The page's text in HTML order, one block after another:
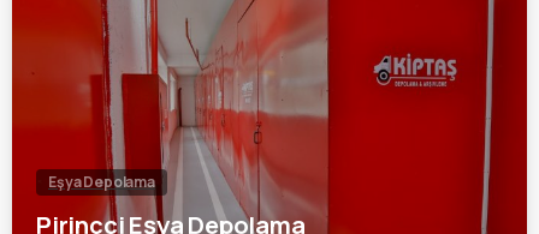
Eşya Depolama
Pirinççi Eşya Depolama